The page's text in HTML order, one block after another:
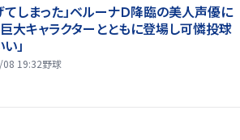
てしまった」ベルーナＤ降臨の美人声優に
キャラクターとともに登場し可憐投球
」
19:32野球